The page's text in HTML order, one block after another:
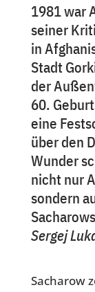
1981 war
seiner
in
Stadt
der
60.
eine
über den
Wunder
nicht nur
sondern
Sergej
Sach­a­row